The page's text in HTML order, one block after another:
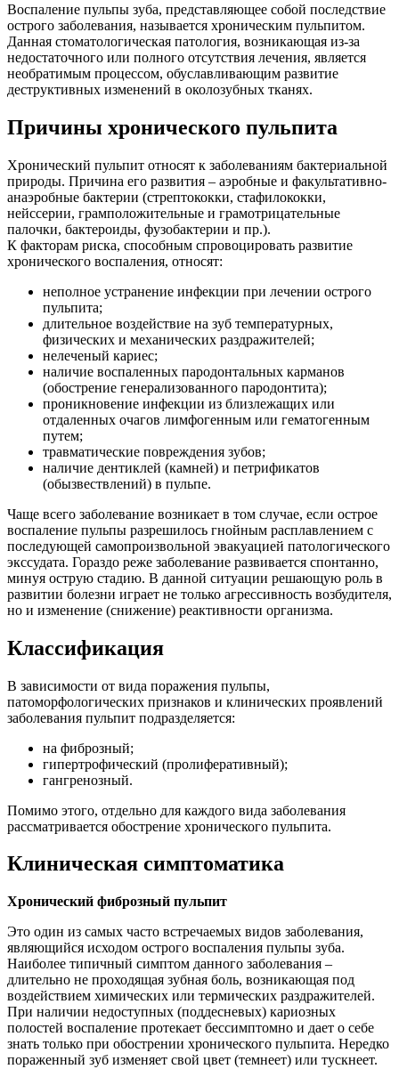
Воспаление пульпы зуба, представляющее собой последствие
острого заболевания, называется хроническим пульпитом.
Данная стоматологическая патология, возникающая из-за
недостаточного или полного отсутствия лечения, является
необратимым процессом, обуславливающим развитие
деструктивных изменений в околозубных тканях.
Причины хронического пульпита
Хронический пульпит относят к заболеваниям бактериальной
природы. Причина его развития – аэробные и факультативно-
анаэробные бактерии (стрептококки, стафилококки,
нейссерии, грамположительные и грамотрицательные
палочки, бактероиды, фузобактерии и пр.).
К факторам риска, способным спровоцировать развитие
хронического воспаления, относят:
неполное устранение инфекции при лечении острого
пульпита;
длительное воздействие на зуб температурных,
физических и механических раздражителей;
нелеченый кариес;
наличие воспаленных пародонтальных карманов
(обострение генерализованного пародонтита);
проникновение инфекции из близлежащих или
отдаленных очагов лимфогенным или гематогенным
путем;
травматические повреждения зубов;
наличие дентиклей (камней) и петрификатов
(обызвествлений) в пульпе.
Чаще всего заболевание возникает в том случае, если острое
воспаление пульпы разрешилось гнойным расплавлением с
последующей самопроизвольной эвакуацией патологического
экссудата. Гораздо реже заболевание развивается спонтанно,
минуя острую стадию. В данной ситуации решающую роль в
развитии болезни играет не только агрессивность возбудителя,
но и изменение (снижение) реактивности организма.
Классификация
В зависимости от вида поражения пульпы,
патоморфологических признаков и клинических проявлений
заболевания пульпит подразделяется:
на фиброзный;
гипертрофический (пролиферативный);
гангренозный.
Помимо этого, отдельно для каждого вида заболевания
рассматривается обострение хронического пульпита.
Клиническая симптоматика
Хронический фиброзный пульпит
Это один из самых часто встречаемых видов заболевания,
являющийся исходом острого воспаления пульпы зуба.
Наиболее типичный симптом данного заболевания –
длительно не проходящая зубная боль, возникающая под
воздействием химических или термических раздражителей.
При наличии недоступных (поддесневых) кариозных
полостей воспаление протекает бессимптомно и дает о себе
знать только при обострении хронического пульпита. Нередко
пораженный зуб изменяет свой цвет (темнеет) или тускнеет.